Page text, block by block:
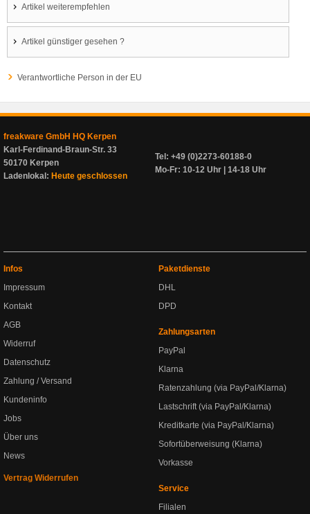
Artikel weiterempfehlen
Artikel günstiger gesehen ?
Verantwortliche Person in der EU
freakware GmbH HQ Kerpen
Karl-Ferdinand-Braun-Str. 33
50170 Kerpen
Ladenlokal: Heute geschlossen
Tel: +49 (0)2273-60188-0
Mo-Fr: 10-12 Uhr | 14-18 Uhr
Infos
Impressum
Kontakt
AGB
Widerruf
Datenschutz
Zahlung / Versand
Kundeninfo
Jobs
Über uns
News
Vertrag Widerrufen
Paketdienste
DHL
DPD
Zahlungsarten
PayPal
Klarna
Ratenzahlung (via PayPal/Klarna)
Lastschrift (via PayPal/Klarna)
Kreditkarte (via PayPal/Klarna)
Sofortüberweisung (Klarna)
Vorkasse
Service
Filialen